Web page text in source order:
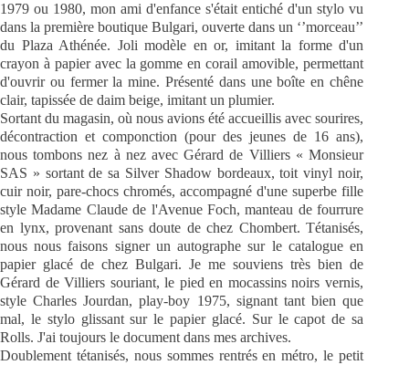
1979 ou 1980, mon ami d'enfance s'était entiché d'un stylo vu
dans la première boutique Bulgari, ouverte dans un ‘’morceau’’
du Plaza Athénée. Joli modèle en or, imitant la forme d'un
crayon à papier avec la gomme en corail amovible, permettant
d'ouvrir ou fermer la mine. Présenté dans une boîte en chêne
clair, tapissée de daim beige, imitant un plumier.
Sortant du magasin, où nous avions été accueillis avec sourires,
décontraction et componction (pour des jeunes de 16 ans),
nous tombons nez à nez avec Gérard de Villiers « Monsieur
SAS » sortant de sa Silver Shadow bordeaux, toit vinyl noir,
cuir noir, pare-chocs chromés, accompagné d'une superbe fille
style Madame Claude de l'Avenue Foch, manteau de fourrure
en lynx, provenant sans doute de chez Chombert. Tétanisés,
nous nous faisons signer un autographe sur le catalogue en
papier glacé de chez Bulgari. Je me souviens très bien de
Gérard de Villiers souriant, le pied en mocassins noirs vernis,
style Charles Jourdan, play-boy 1975, signant tant bien que
mal, le stylo glissant sur le papier glacé. Sur le capot de sa
Rolls. J'ai toujours le document dans mes archives.
Doublement tétanisés, nous sommes rentrés en métro, le petit